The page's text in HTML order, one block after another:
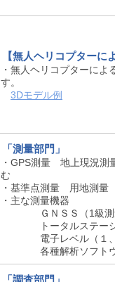
【無人ヘリコプターに
・無人ヘリコプターに
す。
3Dモデル例
「測量部門」
・GPS測量 地上現況
む
・基準点測量 用地測
・主な測量機器
ＧＮＳＳ（1級測量
トータルステーショ
電子レベル（１、
各種解析ソフトウ
「調査部門」